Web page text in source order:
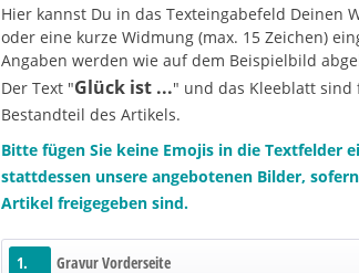
Hier kannst Du in das Texteingabefeld Deinen
oder eine kurze Widmung (max. 15 Zeichen)
Angaben werden wie auf dem Beispielbild
Der Text "Glück ist ..." und das Kleeblatt sind
Bestandteil des Artikels.
Bitte fügen Sie keine Emojis in die Textfelder
stattdessen unsere angebotenen Bilder,
Artikel freigegeben sind.
1. Gravur Vorderseite